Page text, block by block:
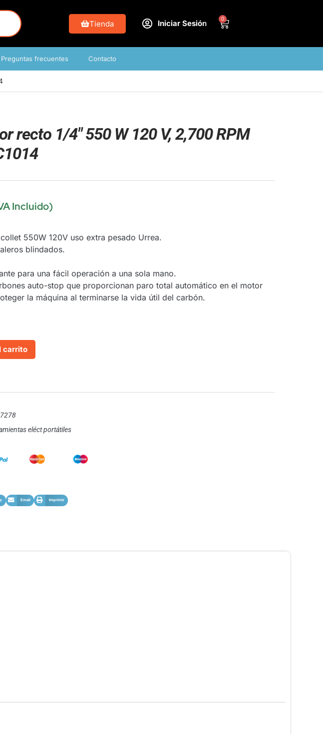
Tienda Iniciar Sesión
0
Preguntas frecuentes Contacto
recto 1/4″ 550 W 120 V, 2,700 RPM
Incluido)
550W 120V uso extra pesado Urrea.
blindados.
para una fácil operación a una sola mano.
auto-stop que proporcionan paro total automático en el motor
la máquina al terminarse la vida útil del carbón.
carrito
eléct portátiles
Email Imprimir